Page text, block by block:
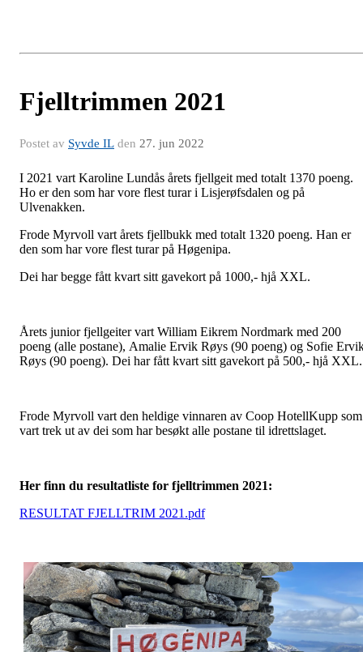
Fjelltrimmen 2021
Postet av Syvde IL den 27. jun 2022
I 2021 vart Karoline Lundås årets fjellgeit med totalt 1370 poeng.
Ho er den som har vore flest turar i Lisjerøfsdalen og på
Ulvenakken.
Frode Myrvoll vart årets fjellbukk med totalt 1320 poeng. Han er
den som har vore flest turar på Høgenipa.
Dei har begge fått kvart sitt gavekort på 1000,- hjå XXL.
Årets junior fjellgeiter vart William Eikrem Nordmark med 200
poeng (alle postane), Amalie Ervik Røys (90 poeng) og Sofie
Røys (90 poeng). Dei har fått kvart sitt gavekort på 500,- hjå
Frode Myrvoll vart den heldige vinnaren av Coop HotellKupp som
vart trek ut av dei som har besøkt alle postane til idrettslaget.
Her finn du resultatliste for fjelltrimmen 2021:
RESULTAT FJELLTRIM 2021.pdf